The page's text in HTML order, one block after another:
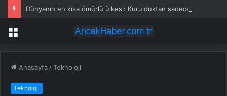
Menü
Anasayfa /Teknoloji
Teknoloji